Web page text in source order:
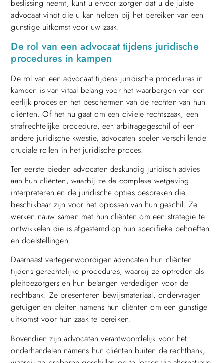
beslissing neemt, kunt u ervoor zorgen dat u de juiste
advocaat vindt die u kan helpen bij het bereiken van een
gunstige uitkomst voor uw zaak.
De rol van een advocaat tijdens juridische
procedures in kampen
De rol van een advocaat tijdens juridische procedures in
kampen is van vitaal belang voor het waarborgen van een
eerlijk proces en het beschermen van de rechten van hun
cliënten. Of het nu gaat om een civiele rechtszaak, een
strafrechtelijke procedure, een arbitragegeschil of een
andere juridische kwestie, advocaten spelen verschillende
cruciale rollen in het juridische proces.
Ten eerste bieden advocaten deskundig juridisch advies
aan hun cliënten, waarbij ze de complexe wetgeving
interpreteren en de juridische opties bespreken die
beschikbaar zijn voor het oplossen van hun geschil. Ze
werken nauw samen met hun cliënten om een strategie te
ontwikkelen die is afgestemd op hun specifieke behoeften
en doelstellingen.
Daarnaast vertegenwoordigen advocaten hun cliënten
tijdens gerechtelijke procedures, waarbij ze optreden als
pleitbezorgers en hun belangen verdedigen voor de
rechtbank. Ze presenteren bewijsmateriaal, ondervragen
getuigen en pleiten namens hun cliënten om een gunstige
uitkomst voor hun zaak te bereiken.
Bovendien zijn advocaten verantwoordelijk voor het
onderhandelen namens hun cliënten buiten de rechtbank,